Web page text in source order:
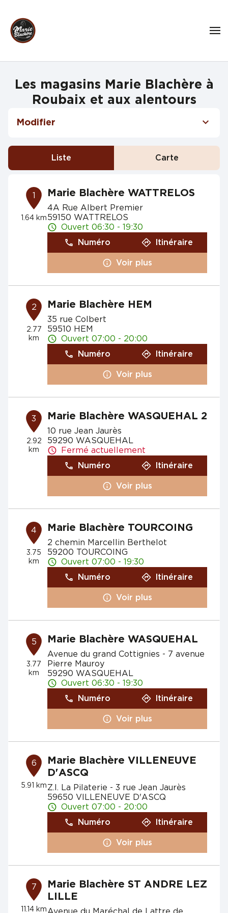
Les magasins Marie Blachère à
Roubaix et aux alentours
Modifier
Liste Carte
1
1.64 km
Marie Blachère WATTRELOS
4A Rue Albert Premier
59150 WATTRELOS
Ouvert 06:30 - 19:30
Numéro
Itinéraire
Voir plus
2
2.77
km
Marie Blachère HEM
35 rue Colbert
59510 HEM
Ouvert 07:00 - 20:00
Numéro
Itinéraire
Voir plus
3
2.92
km
Marie Blachère WASQUEHAL 2
10 rue Jean Jaurès
59290 WASQUEHAL
Fermé actuellement
Numéro
Itinéraire
Voir plus
4
3.75
km
Marie Blachère TOURCOING
2 chemin Marcellin Berthelot
59200 TOURCOING
Ouvert 07:00 - 19:30
Numéro
Itinéraire
Voir plus
5
3.77
km
Marie Blachère WASQUEHAL
Avenue du grand Cottignies - 7 avenue
Pierre Mauroy
59290 WASQUEHAL
Ouvert 06:30 - 19:30
Numéro
Itinéraire
Voir plus
6
5.91 km
Marie Blachère VILLENEUVE
D'ASCQ
Z.I. La Pilaterie - 3 rue Jean Jaurès
59650 VILLENEUVE D'ASCQ
Ouvert 07:00 - 20:00
Numéro
Itinéraire
Voir plus
7
11.14 km
Marie Blachère ST ANDRE LEZ
LILLE